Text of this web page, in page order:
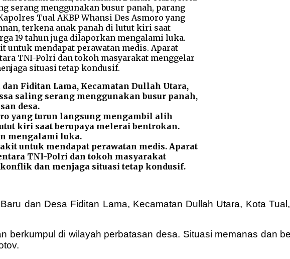
Fiditan Lama, Kecamatan Dullah Utara,
saling serang menggunakan busur panah,
desa.
yang turun langsung mengambil alih
kiri saat berupaya melerai bentrokan.
mengalami luka.
untuk mendapat perawatan medis. Aparat
TNI-Polri dan tokoh masyarakat
dan menjaga situasi tetap kondusif.
dan Desa Fiditan Lama, Kecamatan Dullah Utara, Kota
berkumpul di wilayah perbatasan desa. Situasi memanas dan